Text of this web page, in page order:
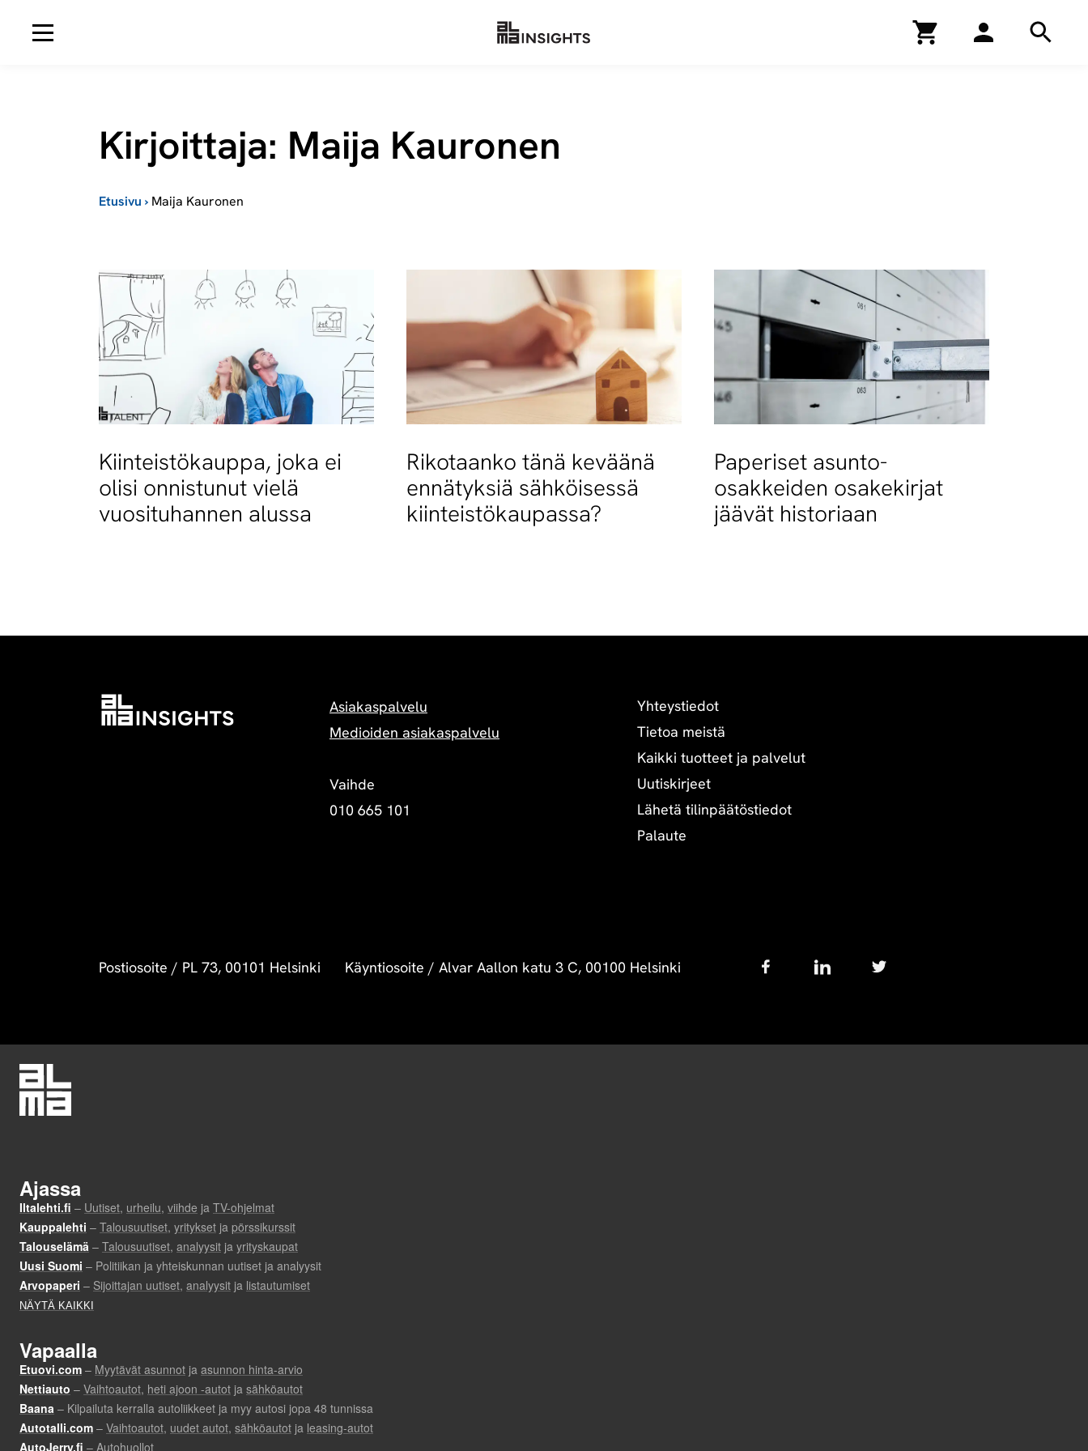
Kirjoittaja: Maija Kauronen
Etusivu › Maija Kauronen
Kiinteistökauppa, joka ei
olisi onnistunut vielä
vuosituhannen alussa
Rikotaanko tänä keväänä
ennätyksiä sähköisessä
kiinteistökaupassa?
Paperiset asunto-
osakkeiden osakekirjat
jäävät historiaan
Asiakaspalvelu
Medioiden asiakaspalvelu
Vaihde
010 665 101
Yhteystiedot
Tietoa meistä
Kaikki tuotteet ja palvelut
Uutiskirjeet
Lähetä tilinpäätöstiedot
Palaute
Postiosoite / PL 73, 00101 Helsinki Käyntiosoite / Alvar Aallon katu 3 C, 00100 Helsinki
Follow